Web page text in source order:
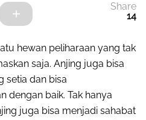
Share
14
hewan peliharaan yang tak
saja. Anjing juga bisa
setia dan bisa
dengan baik. Tak hanya
juga bisa menjadi sahabat